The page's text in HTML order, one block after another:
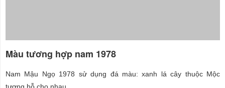
Màu tương hợp nam 1978
Nam Mậu Ngọ 1978 sử dụng đá màu: xanh lá cây thuộc Mộc